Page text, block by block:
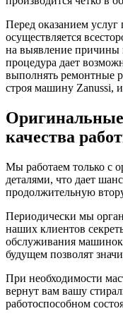
Перед оказанием
осуществляется
на выявление причины
процедура дает
выполнять ремонтные
строя машину Zanussi,
Оригинальные
качества
Мы работаем только с
деталями, что дает
продолжительную
Периодически мы
наших клиентов
обслуживания машинок
будущем позволят
При необходимости
вернут вам вашу
работоспособном